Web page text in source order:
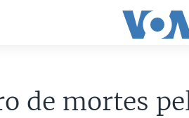
de mortes